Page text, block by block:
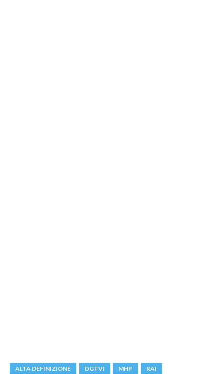
ALTA DEFINIZIONE DGTVI MHP
RAI